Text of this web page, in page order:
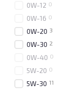
0W-12 0
0W-16 0
0W-20 3
0W-30 2
0W-40 0
5W-20 0
5W-30 11